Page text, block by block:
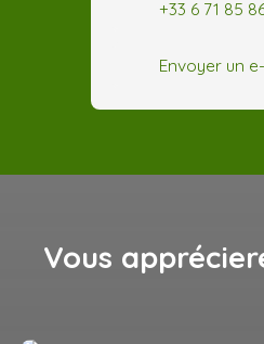
+33 6 71 85
Envoyer un
Vous